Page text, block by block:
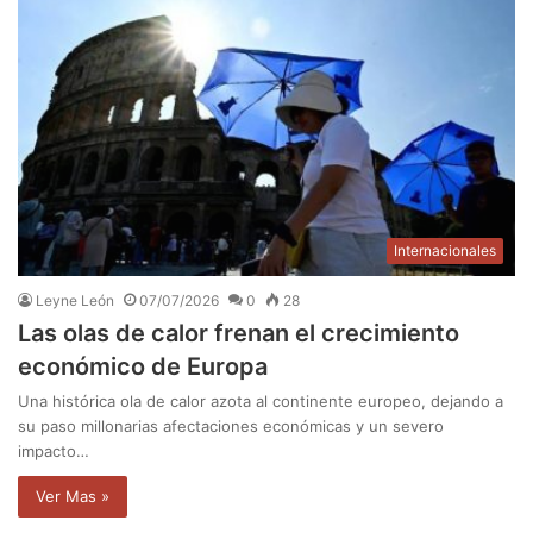
Internacionales
Leyne León 07/07/2026 0 28
Las olas de calor frenan el crecimiento
económico de Europa
Una histórica ola de calor azota al continente europeo, dejando a
su paso millonarias afectaciones económicas y un severo
impacto…
Ver Mas »